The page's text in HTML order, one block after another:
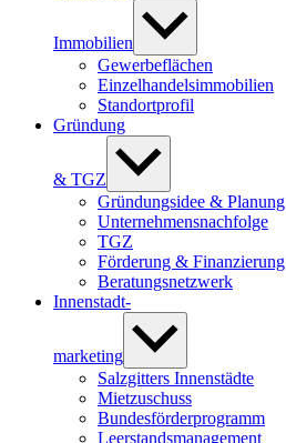
Immobilien
Untermenü
anzeigen
Gewerbeflächen
Einzelhandelsimmobilien
Standortprofil
Gründung
& TGZ
Untermenü
anzeigen
Gründungsidee & Planung
Unternehmensnachfolge
TGZ
Förderung & Finanzierung
Beratungsnetzwerk
Innenstadt-
­marketing
Untermenü
anzeigen
Salzgitters Innenstädte
Mietzuschuss
Bundesförderprogramm
Leerstandsmanagement